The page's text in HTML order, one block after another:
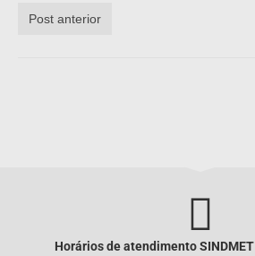
Post anterior
Horários de atendimento SINDMET